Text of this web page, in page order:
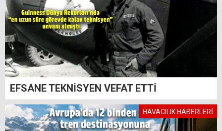
EFSANE TEKNİSYEN VEFAT ETTİ
HAVACILIK HABERLERİ